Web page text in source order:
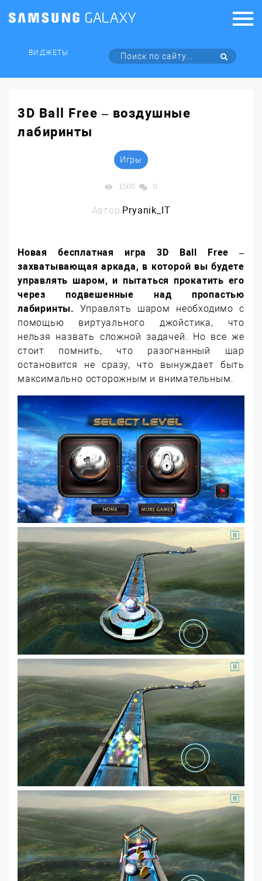
ВИДЖЕТЫ
3D Ball Free – воздушные
лабиринты
Игры
1500 0
Автор:Pryanik_IT
Новая бесплатная игра 3D Ball Free –
захватывающая аркада, в которой вы будете
управлять шаром, и пытаться прокатить его
через подвешенные над пропастью
лабиринты.
Управлять шаром необходимо с
помощью виртуального джойстика, что
нельзя назвать сложной задачей. Но все же
стоит помнить, что разогнанный шар
остановится не сразу, что вынуждает быть
максимально осторожным и внимательным.